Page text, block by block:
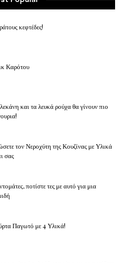
κεφτέδες!
Καρότου
και τα λευκά ρούχα θα γίνουν πιο
τον Νεροχύτη της Κουζίνας με Υλικά
σας
ποτίστε τες με αυτό για μια
Παγωτό με 4 Υλικά!